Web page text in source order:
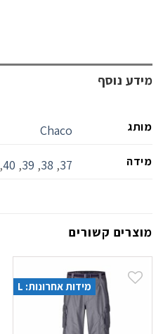
מידע נוסף
מותג Chaco
מידה 37
,
38
,
39
,
40
,
מוצרים קשורים
מידות אחרונות: L